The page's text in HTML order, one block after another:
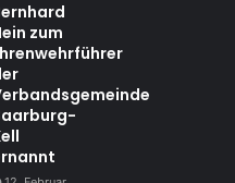
zum